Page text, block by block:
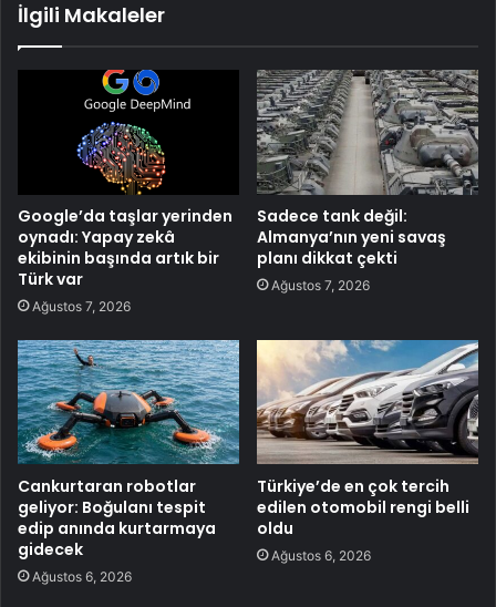
İlgili Makaleler
Google’da taşlar yerinden
oynadı: Yapay zekâ
ekibinin başında artık bir
Türk var
Ağustos 7, 2026
Sadece tank değil:
Almanya’nın yeni savaş
planı dikkat çekti
Ağustos 7, 2026
Cankurtaran robotlar
geliyor: Boğulanı tespit
edip anında kurtarmaya
gidecek
Ağustos 6, 2026
Türkiye’de en çok tercih
edilen otomobil rengi belli
oldu
Ağustos 6, 2026